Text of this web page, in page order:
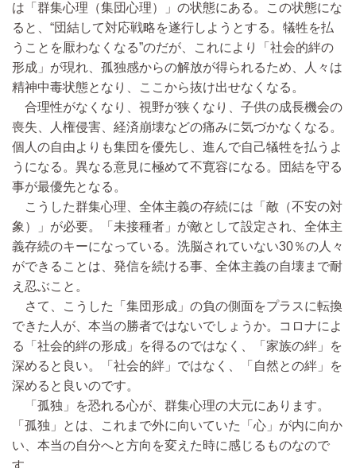
は「群集心理（集団心理）」の状態にある。この状態にな
ると、“団結して対応戦略を遂行しようとする。犠牲を払
うことを厭わなくなる”のだが、これにより「社会的絆の
形成」が現れ、孤独感からの解放が得られるため、人々は
精神中毒状態となり、ここから抜け出せなくなる。
合理性がなくなり、視野が狭くなり、子供の成長機会の
喪失、人権侵害、経済崩壊などの痛みに気づかなくなる。
個人の自由よりも集団を優先し、進んで自己犠牲を払うよ
うになる。異なる意見に極めて不寛容になる。団結を守る
事が最優先となる。
こうした群集心理、全体主義の存続には「敵（不安の対
象）」が必要。「未接種者」が敵として設定され、全体主
義存続のキーになっている。洗脳されていない30％の人々
ができることは、発信を続ける事、全体主義の自壊まで耐
え忍ぶこと。
さて、こうした「集団形成」の負の側面をプラスに転換
できた人が、本当の勝者ではないでしょうか。コロナによ
る「社会的絆の形成」を得るのではなく、「家族の絆」を
深めると良い。「社会的絆」ではなく、「自然との絆」を
深めると良いのです。
「孤独」を恐れる心が、群集心理の大元にあります。
「孤独」とは、これまで外に向いていた「心」が内に向か
い、本当の自分へと方向を変えた時に感じるものなので